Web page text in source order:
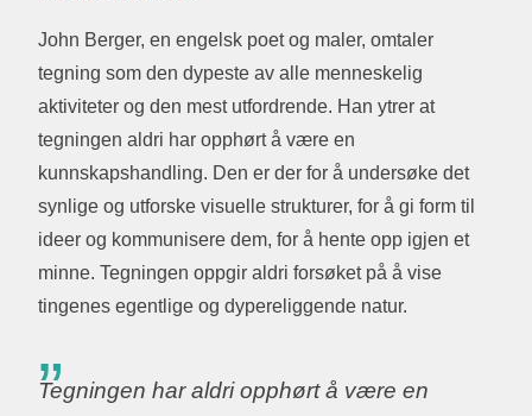
John Berger, en engelsk poet og maler, omtaler
tegning som den dypeste av alle menneskelig
aktiviteter og den mest utfordrende. Han ytrer at
tegningen aldri har opphørt å være en
kunnskapshandling. Den er der for å undersøke det
synlige og utforske visuelle strukturer, for å gi form til
ideer og kommunisere dem, for å hente opp igjen et
minne. Tegningen oppgir aldri forsøket på å vise
tingenes egentlige og dypereliggende natur.
Tegningen har aldri opphørt å være en